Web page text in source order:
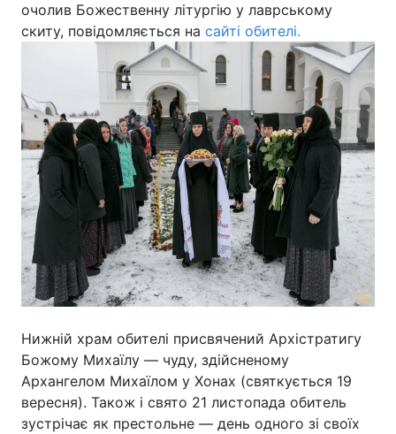
Наука
Техно і зв'язок
Зброя Інциденти
Здоров'я Туризм
Цікавинки Погода
Відео з Youtube Статті
Інтерв'ю
Архів Вакансії
Контакти
очолив Божественну літургію у лаврському
скиту, повідомляється на сайті обителі.
Нижній храм обителі присвячений Архістратигу
Божому Михаїлу — чуду, здійсненому
Архангелом Михаїлом у Хонах (святкується 19
вересня). Також і свято 21 листопада обитель
зустрічає як престольне — день одного зі своїх